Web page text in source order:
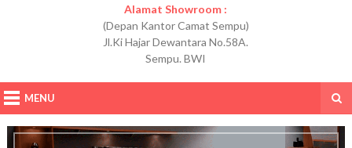
Alamat Showroom :
(Depan Kantor Camat Sempu)
Jl.Ki Hajar Dewantara No.58A.
Sempu. BWI
MENU
K